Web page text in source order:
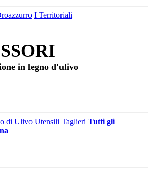
I Territoriali
in legno d'ulivo
di Ulivo Utensili Taglieri Tutti gli